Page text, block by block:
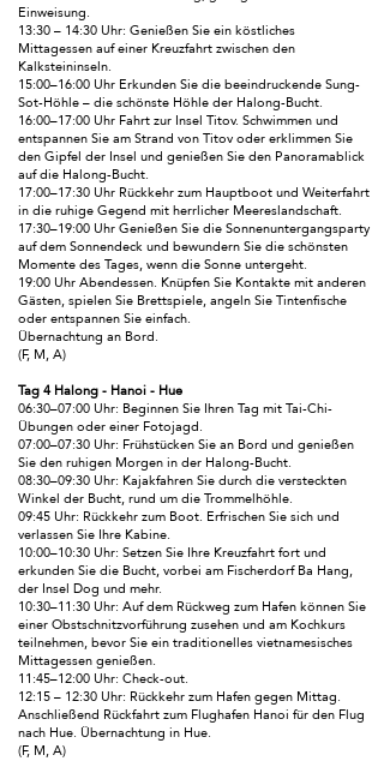
Einweisung.
13:30 – 14:30 Uhr: Genießen Sie ein köstliches
Mittagessen auf einer Kreuzfahrt zwischen den
Kalksteininseln.
15:00–16:00 Uhr Erkunden Sie die beeindruckende Sung-
Sot-Höhle – die schönste Höhle der Halong-Bucht.
16:00–17:00 Uhr Fahrt zur Insel Titov. Schwimmen und
entspannen Sie am Strand von Titov oder erklimmen Sie
den Gipfel der Insel und genießen Sie den Panoramablick
auf die Halong-Bucht.
17:00–17:30 Uhr Rückkehr zum Hauptboot und Weiterfahrt
in die ruhige Gegend mit herrlicher Meereslandschaft.
17:30–19:00 Uhr Genießen Sie die Sonnenuntergangsparty
auf dem Sonnendeck und bewundern Sie die schönsten
Momente des Tages, wenn die Sonne untergeht.
19:00 Uhr Abendessen. Knüpfen Sie Kontakte mit anderen
Gästen, spielen Sie Brettspiele, angeln Sie Tintenfische
oder entspannen Sie einfach.
Übernachtung an Bord.
(F, M, A)
Tag 4 Halong - Hanoi - Hue
06:30–07:00 Uhr: Beginnen Sie Ihren Tag mit Tai-Chi-
Übungen oder einer Fotojagd.
07:00–07:30 Uhr: Frühstücken Sie an Bord und genießen
Sie den ruhigen Morgen in der Halong-Bucht.
08:30–09:30 Uhr: Kajakfahren Sie durch die versteckten
Winkel der Bucht, rund um die Trommelhöhle.
09:45 Uhr: Rückkehr zum Boot. Erfrischen Sie sich und
verlassen Sie Ihre Kabine.
10:00–10:30 Uhr: Setzen Sie Ihre Kreuzfahrt fort und
erkunden Sie die Bucht, vorbei am Fischerdorf Ba Hang,
der Insel Dog und mehr.
10:30–11:30 Uhr: Auf dem Rückweg zum Hafen können Sie
einer Obstschnitzvorführung zusehen und am Kochkurs
teilnehmen, bevor Sie ein traditionelles vietnamesisches
Mittagessen genießen.
11:45–12:00 Uhr: Check-out.
12:15 – 12:30 Uhr: Rückkehr zum Hafen gegen Mittag.
Anschließend Rückfahrt zum Flughafen Hanoi für den Flug
nach Hue. Übernachtung in Hue.
(F, M, A)